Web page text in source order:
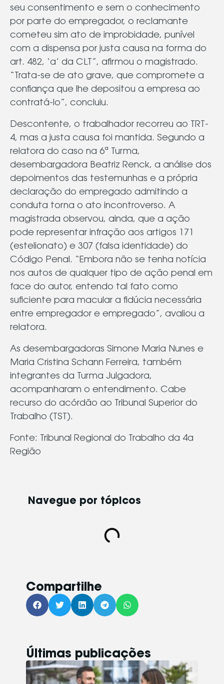
seu consentimento e sem o conhecimento
por parte do empregador, o reclamante
cometeu sim ato de improbidade, punível
com a dispensa por justa causa na forma do
art. 482, ‘a’ da CLT”, afirmou o magistrado.
“Trata-se de ato grave, que compromete a
confiança que lhe depositou a empresa ao
contratá-lo”, concluiu.
Descontente, o trabalhador recorreu ao TRT-
4, mas a justa causa foi mantida. Segundo a
relatora do caso na 6ª Turma,
desembargadora Beatriz Renck, a análise dos
depoimentos das testemunhas e a própria
declaração do empregado admitindo a
conduta torna o ato incontroverso. A
magistrada observou, ainda, que a ação
pode representar infração aos artigos 171
(estelionato) e 307 (falsa identidade) do
Código Penal. “Embora não se tenha notícia
nos autos de qualquer tipo de ação penal em
face do autor, entendo tal fato como
suficiente para macular a fidúcia necessária
entre empregador e empregado”, avaliou a
relatora.
As desembargadoras Simone Maria Nunes e
Maria Cristina Schann Ferreira, também
integrantes da Turma Julgadora,
acompanharam o entendimento. Cabe
recurso do acórdão ao Tribunal Superior do
Trabalho (TST).
Fonte: Tribunal Regional do Trabalho da 4a
Região
Navegue por tópicos​
Compartilhe
Últimas publicações